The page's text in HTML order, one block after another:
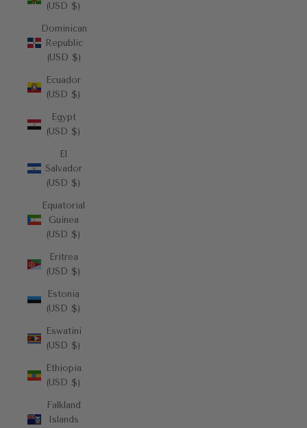
(USD $)
Dominican
Republic
(USD $)
Ecuador
(USD $)
Egypt
(USD $)
El
Salvador
(USD $)
Equatorial
Guinea
(USD $)
Eritrea
(USD $)
Estonia
(USD $)
Eswatini
(USD $)
Ethiopia
(USD $)
Falkland
Islands